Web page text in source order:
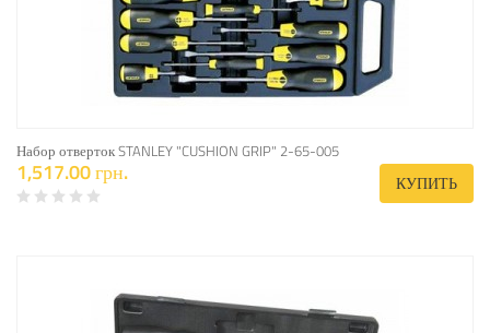
Набор отверток STANLEY "CUSHION GRIP" 2-65-005
1,517.00 грн. КУПИТЬ